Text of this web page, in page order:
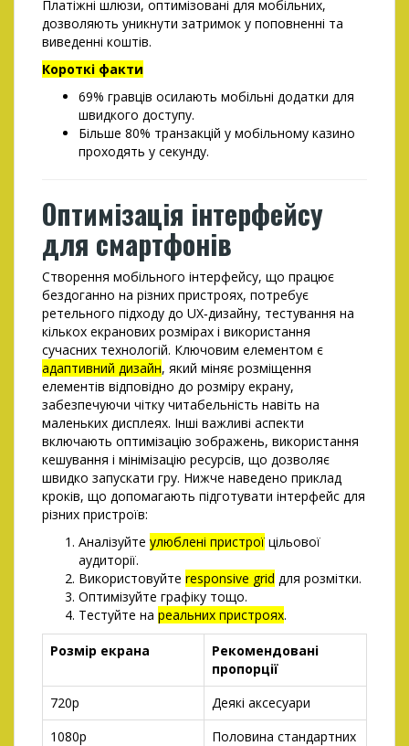
Платіжні шлюзи, оптимізовані для мобільних,
дозволяють уникнути затримок у поповненні та
виведенні коштів.
Короткі факти
69% гравців осилають мобільні додатки для
швидкого доступу.
Більше 80% транзакцій у мобільному казино
проходять у секунду.
Оптимізація інтерфейсу
для смартфонів
Створення мобільного інтерфейсу, що працює
бездоганно на різних пристроях, потребує
ретельного підходу до UX‑дизайну, тестування на
кількох екранових розмірах і використання
сучасних технологій. Ключовим елементом є
адаптивний дизайн, який міняє розміщення
елементів відповідно до розміру екрану,
забезпечуючи чітку читабельність навіть на
маленьких дисплеях. Інші важливі аспекти
включають оптимізацію зображень, використання
кешування і мінімізацію ресурсів, що дозволяє
швидко запускати гру. Нижче наведено приклад
кроків, що допомагають підготувати інтерфейс для
різних пристроїв:
Аналізуйте улюблені пристрої цільової
аудиторії.
Використовуйте responsive grid для розмітки.
Оптимізуйте графіку тощо.
Тестуйте на реальних пристроях.
Розмір екрана
Рекомендовані
пропорції
720p
Деякі аксесуари
1080p
Половина стандартних